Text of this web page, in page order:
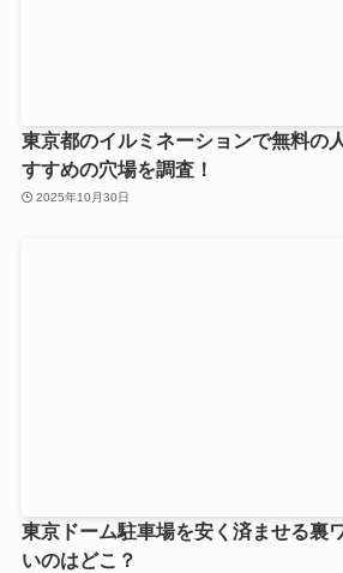
東京都のイルミネーションで無料の
すすめの穴場を調査！
2025年10月30日
東京ドーム駐車場を安く済ませる裏
いのはどこ？